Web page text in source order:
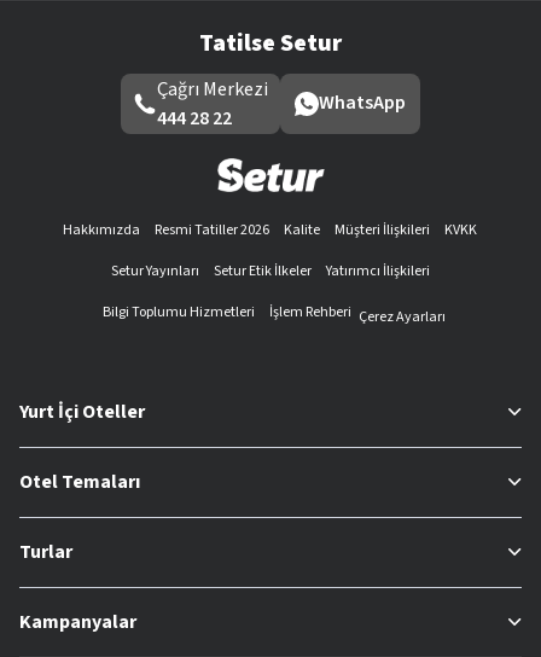
Tatilse Setur
Çağrı Merkezi
444 28 22
WhatsApp
Hakkımızda Resmi Tatiller 2026 Kalite Müşteri İlişkileri
KVKK
Setur Yayınları
Setur Etik İlkeler
Yatırımcı İlişkileri
Bilgi Toplumu Hizmetleri
İşlem Rehberi Çerez Ayarları
Yurt İçi Oteller
Otel Temaları
Turlar
Kampanyalar